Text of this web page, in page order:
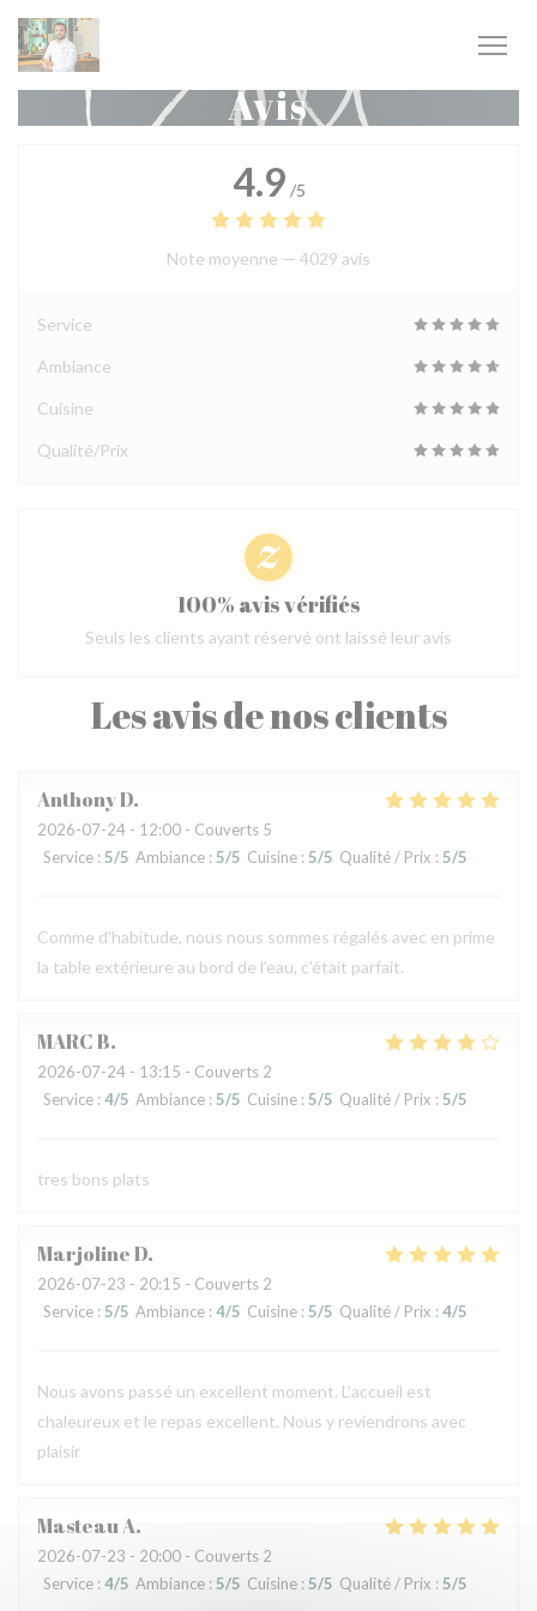
Personnalisation de vos choix en matière de cookies
Avis
Les avis de nos clients
AnthonyD
2026-07-24 - 12:00 - Couverts 5
Service : 5/5 Ambiance : 5/5 Cuisine : 5/5 Qualité / Prix : 5/5
Comme d'habitude, nous nous sommes régalés avec en prime
la table extérieure au bord de l'eau, c'était parfait.
MARCB
2026-07-24 - 13:15 - Couverts 2
Service : 4/5 Ambiance : 5/5 Cuisine : 5/5 Qualité / Prix : 5/5
tres bons plats
MarjolineD
2026-07-23 - 20:15 - Couverts 2
Service : 5/5 Ambiance : 4/5 Cuisine : 5/5 Qualité / Prix : 4/5
Nous avons passé un excellent moment. L'accueil est
chaleureux et le repas excellent. Nous y reviendrons avec
plaisir
MasteauA
2026-07-23 - 20:00 - Couverts 2
Service : 4/5 Ambiance : 5/5 Cuisine : 5/5 Qualité / Prix : 5/5
4.9 /5
Note moyenne — 4029 avis
Service
Ambiance
Cuisine
Qualité/Prix
100% avis vérifiés
Seuls les clients ayant réservé ont laissé leur avis